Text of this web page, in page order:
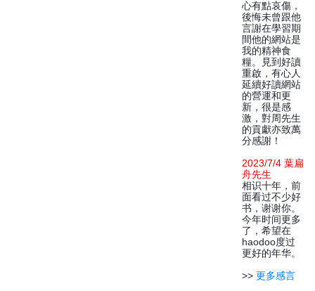
心有點哀傷，
後悔未曾跟他
言謝在學習期
間他的網站是
我的精神食
糧。見到好讀
重啟，有心人
延續好讀網站
的營運和更
新，很是感
激，對周先生
的貢獻亦致萬
分感謝！
2023/7/4 葉扁
舟先生
相识十年，前
面看过不少好
书，谢谢你。
今年时间更多
了，希望在
haodoo度过
更好的年华。
>> 更多感言